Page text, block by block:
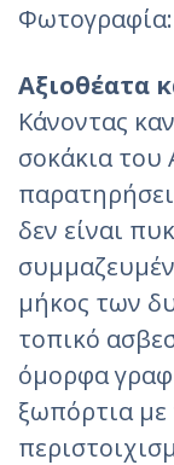
Αξιοθέατα
Κάνοντας
σοκάκια
δεν είναι
μήκος των
τοπικό
όμορφα
ξωπόρτια με